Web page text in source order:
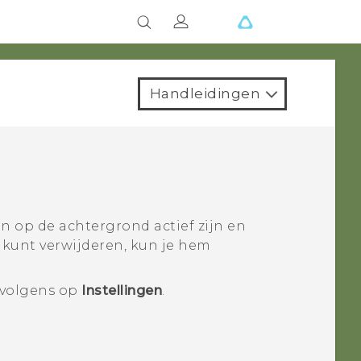
Handleidingen
op de achtergrond actief zijn en
verwijderen, kun je hem
op Instellingen.